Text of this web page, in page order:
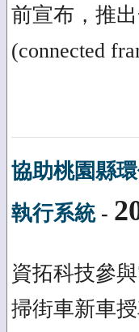
前宣布，推
(connected
協助桃園縣
執行系統-
資拓科技參
掃街車新車